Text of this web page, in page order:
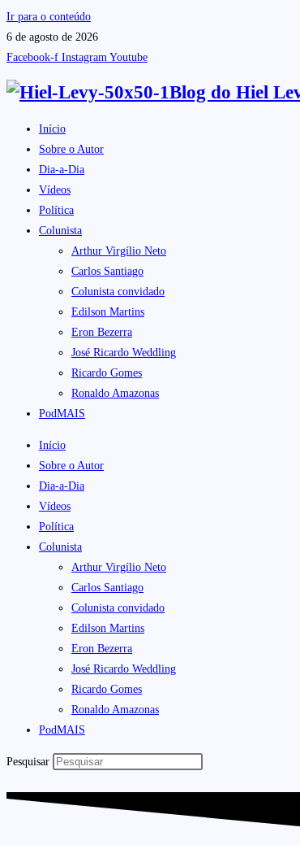
Ir para o conteúdo
6 de agosto de 2026
Facebook-f Instagram Youtube
Blog do Hiel
Início
Sobre o Autor
Dia-a-Dia
Vídeos
Política
Colunista
Arthur Virgílio Neto
Carlos Santiago
Colunista convidado
Edilson Martins
Eron Bezerra
José Ricardo Weddling
Ricardo Gomes
Ronaldo Amazonas
PodMAIS
Início
Sobre o Autor
Dia-a-Dia
Vídeos
Política
Colunista
Arthur Virgílio Neto
Carlos Santiago
Colunista convidado
Edilson Martins
Eron Bezerra
José Ricardo Weddling
Ricardo Gomes
Ronaldo Amazonas
PodMAIS
Pesquisar